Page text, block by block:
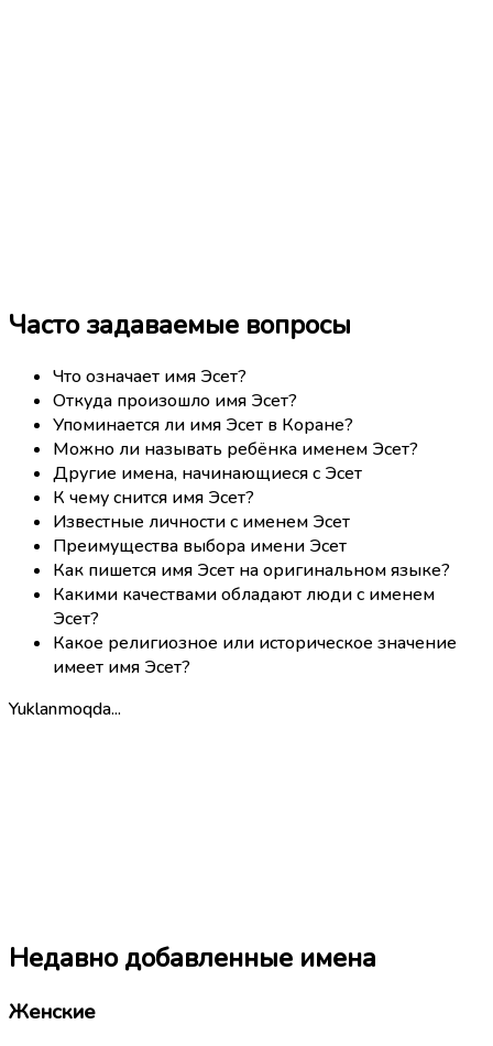
Часто задаваемые вопросы
Что означает имя Эсет?
Откуда произошло имя Эсет?
Упоминается ли имя Эсет в Коране?
Можно ли называть ребёнка именем Эсет?
Другие имена, начинающиеся с Эсет
К чему снится имя Эсет?
Известные личности с именем Эсет
Преимущества выбора имени Эсет
Как пишется имя Эсет на оригинальном языке?
Какими качествами обладают люди с именем
Эсет?
Какое религиозное или историческое значение
имеет имя Эсет?
Yuklanmoqda...
Недавно добавленные имена
Женские